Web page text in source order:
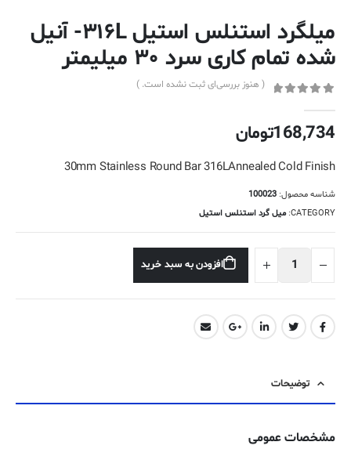
میلگرد استنلس استیل ۳۱۶L- آنیل
شده تمام کاری سرد ۳۰ میلیمتر
( هنوز بررسی‌ای ثبت نشده است. )
168,734تومان
30mm Stainless Round Bar 316LAnnealed Cold Finish
شناسه محصول: 100023
CATEGORY: میل گرد استنلس استیل
افزودن به سبد خرید
توضیحات
مشخصات عمومی